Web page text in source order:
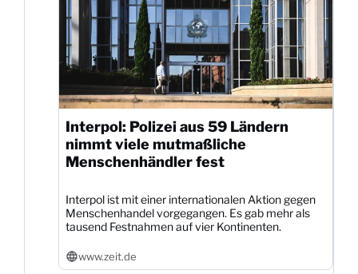
Interpol: Polizei aus 59 Ländern
nimmt viele mutmaßliche
Menschenhändler fest
Interpol ist mit einer internationalen Aktion gegen
Menschenhandel vorgegangen. Es gab mehr als
tausend Festnahmen auf vier Kontinenten.
www.zeit.de